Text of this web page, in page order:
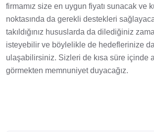
firmamız size en uygun fiyatı sunacak ve
noktasında da gerekli destekleri
takıldığınız hususlarda da dilediğiniz
isteyebilir ve böylelikle de hedeflerinize
ulaşabilirsiniz. Sizleri de kısa süre içinde
görmekten memnuniyet duyacağız.